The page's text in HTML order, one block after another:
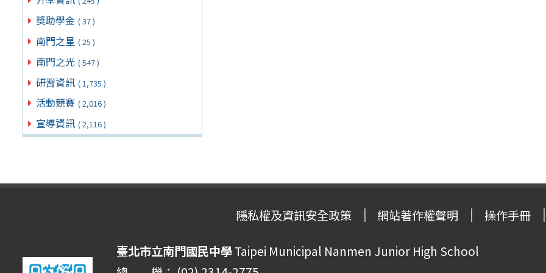
獎助學金 ( 37 )
南門之星 ( 25 )
南門之光 ( 547 )
研習資訊 ( 1,735 )
活動競賽 ( 2,016 )
宣導資訊 ( 2,116 )
隱私權及資訊安全政策 網站著作權聲明 操作手冊
臺北市立南門國民中學Taipei Municipal Nanmen Junior High School